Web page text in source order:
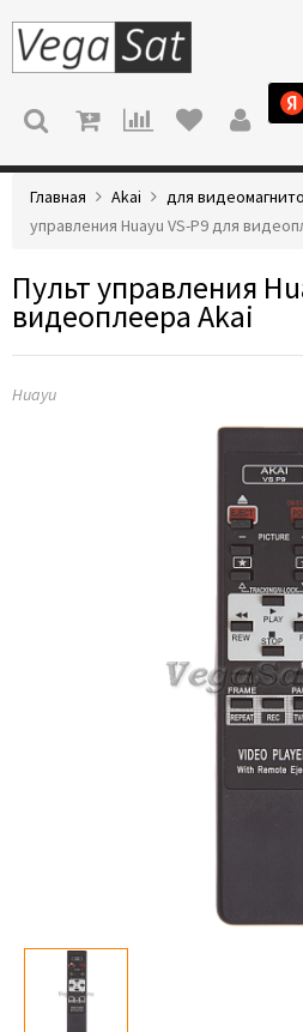
МЕНЮ
Главная Akai для
управления Huayu VS-P9 для
Пульт управления
видеоплеера Akai
Huayu